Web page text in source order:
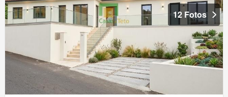
12 Fotos